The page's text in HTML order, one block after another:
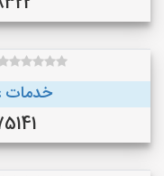
خدمات